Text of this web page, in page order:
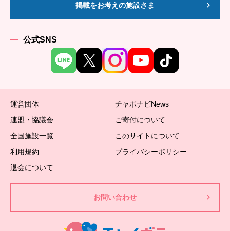
掲載をお考えの施設さま
公式SNS
運営団体
チャボナビNews
連盟・協議会
ご寄付について
全国施設一覧
このサイトについて
利用規約
プライバシーポリシー
退会について
お問い合わせ